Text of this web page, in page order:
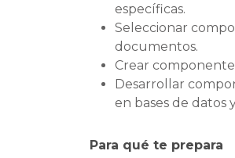
específicas.
Seleccionar
documentos.
Crear
Desarrollar
en bases de datos
Para qué te prepara